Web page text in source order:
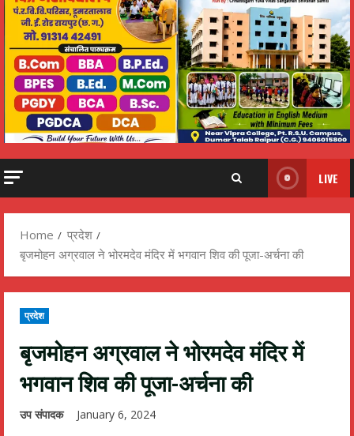
LIVE
Home
प्रदेश
बृजमोहन अग्रवाल ने भोरमदेव मंदिर में भगवान शिव की पूजा-अर्चना की
प्रदेश
बृजमोहन अग्रवाल ने भोरमदेव मंदिर में
भगवान शिव की पूजा-अर्चना की
उप संपादक January 6, 2024